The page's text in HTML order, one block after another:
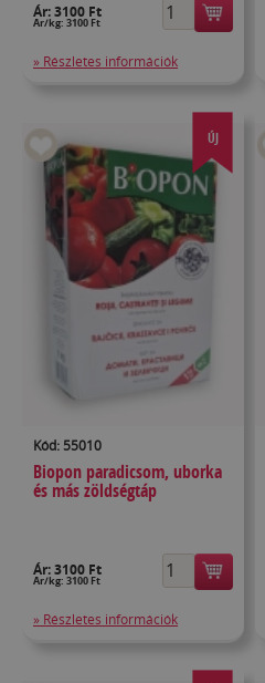
Ár:3100 Ft
Ár/kg: 3100 Ft
» Részletes információk
ÚJ
Kód: 55010
Biopon paradicsom, uborka
és más zöldségtáp
Ár:3100 Ft
Ár/kg: 3100 Ft
» Részletes információk